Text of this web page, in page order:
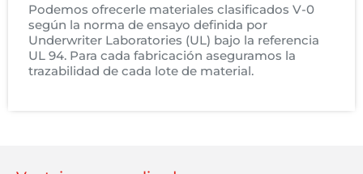
Podemos ofrecerle materiales clasificados V-0
según la norma de ensayo definida por
Underwriter Laboratories (UL) bajo la referencia
UL 94. Para cada fabricación aseguramos la
trazabilidad de cada lote de material.